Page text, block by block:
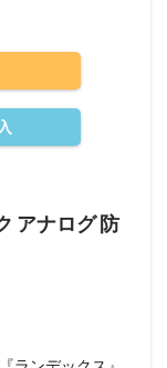
アナログ 防